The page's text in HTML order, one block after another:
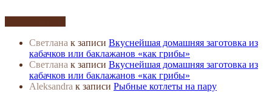
Светлана к записи Вкуснейшая домашняя заготовка из
кабачков или баклажанов «как грибы»
Светлана к записи Вкуснейшая домашняя заготовка из
кабачков или баклажанов «как грибы»
Aleksandra к записи Рыбные котлеты на пару